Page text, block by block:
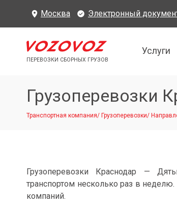
Москва Электронный
ПЕРЕВОЗКИ СБОРНЫХ ГРУЗОВ
Услуги
Грузоперевозки
Транспортная компания/ Грузоперевозки/
Грузоперевозки Краснодар —
транспортом несколько раз в
компаний.